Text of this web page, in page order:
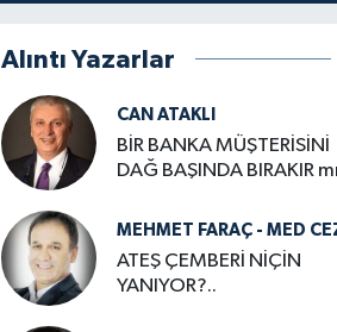
Alıntı Yazarlar
CAN ATAKLI
BİR BANKA MÜŞTERİSİNİ
DAĞ BAŞINDA BIRAKIR
MEHMET FARAÇ - MED
ATEŞ ÇEMBERİ NİÇİN
YANIYOR?..